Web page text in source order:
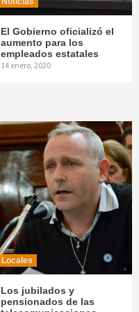
El Gobierno oficializó el
aumento para los
empleados estatales
14 enero, 2020
Locales
Los jubilados y
pensionados de las